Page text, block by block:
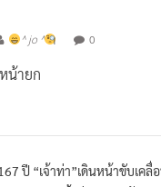
167 ปี “เจ้าท่า”เดินหน้าขับเคลื่อน
มนาคมทางน้ำสู่อนาคต พัฒนา